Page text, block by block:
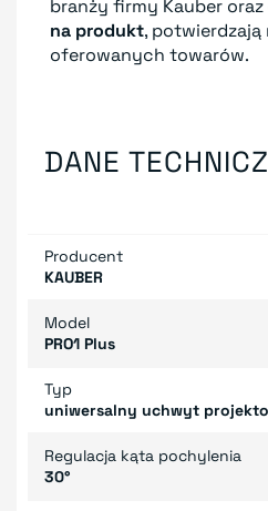
branży firmy Kauber oraz
na produkt, potwierdzają
oferowanych towarów.
DANE
Producent
KAUBER
Model
PRO1 Plus
Typ
uniwersalny uchwyt
Regulacja kąta pochylenia
30°